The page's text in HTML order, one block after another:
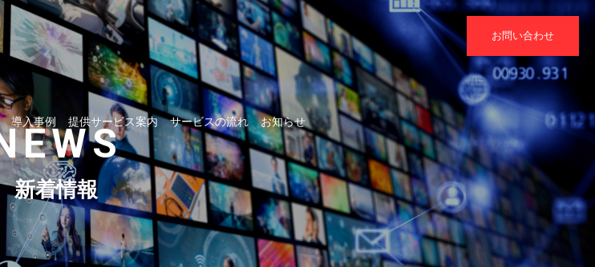
導入事例 提供サービス案内 サービスの流れ お知らせ
お問い合わせ
新着情報